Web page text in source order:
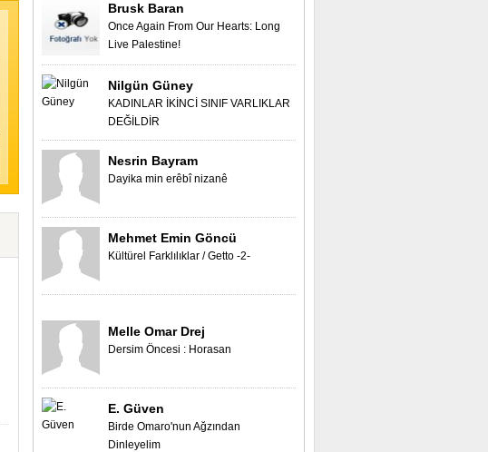
Abdurrahman Oksuz Vefat
Etti.
Hediye Colak Vefat Etti.
Etmistir.
etmistir.
Hüseyin Avcı Vefat Etmiştir
H. Mustafa Koyuncu Vefat
Etmiştir.
Brusk Baran
Once Again From Our Hearts: Long
Live Palestine!
Nilgün Güney
KADINLAR İKİNCİ SINIF VARLIKLAR
DEĞİLDİR
Nesrin Bayram
Dayika min erêbî nizanê
Mehmet Emin Göncü
Kültürel Farklılıklar / Getto -2-
Melle Omar Drej
Dersim Öncesi : Horasan
E. Güven
Birde Omaro'nun Ağzından
Dinleyelim